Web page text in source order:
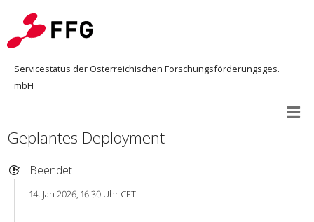
Servicestatus der Österreichischen Forschungsförderungsges.
mbH
Geplantes Deployment
Beendet
14. Jan 2026, 16:30 Uhr CET